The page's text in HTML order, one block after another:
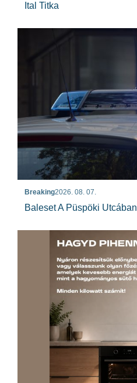
Ital Titka
Breaking2026. 08. 07.
Baleset A Püspöki Utcában